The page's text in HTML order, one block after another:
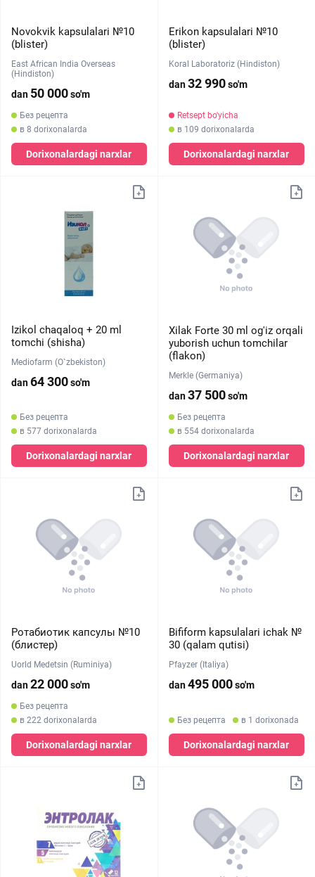
Novokvik kapsulalari №10
(blister)
East African India Overseas
(Hindiston)
dan 50 000so'm
Без рецепта
в 8 dorixonalarda
Dorixonalardagi narxlar
Erikon kapsulalari №10
(blister)
Koral Laboratoriz (Hindiston)
dan32 990so'm
Retsept bo'yicha
в 109 dorixonalarda
Dorixonalardagi narxlar
Izikol chaqaloq + 20 ml
tomchi (shisha)
Mediofarm (O`zbekiston)
dan64 300so'm
Без рецепта
в 577 dorixonalarda
Dorixonalardagi narxlar
Xilak Forte 30 ml og'iz orqali
yuborish uchun tomchilar
(flakon)
Merkle (Germaniya)
dan37 500so'm
Без рецепта
в 554 dorixonalarda
Dorixonalardagi narxlar
Ротабиотик капсулы №10
(блистер)
Uorld Medetsin (Ruminiya)
dan22 000so'm
Без рецепта
в 222 dorixonalarda
Dorixonalardagi narxlar
Bifiform kapsulalari ichak №
30 (qalam qutisi)
Pfayzer (Italiya)
dan495 000so'm
Без рецепта в 1 dorixonada
Dorixonalardagi narxlar